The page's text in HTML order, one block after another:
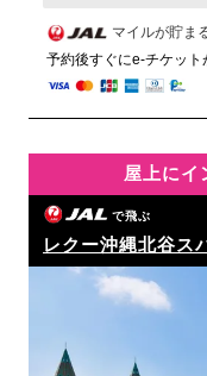
マイルが貯ま
予約後すぐにe-チケット
屋上にイ
で飛ぶ
レクー沖縄北谷ス